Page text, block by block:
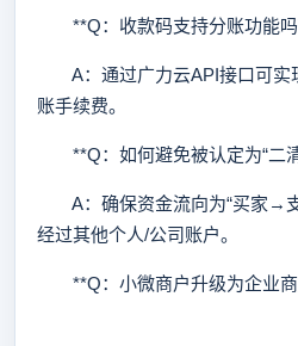
**Q：收款码支持分账功能
A：通过广力云API接口可实
账手续费。
**Q：如何避免被认定为“二
A：确保资金流向为“买家→
经过其他个人/公司账户。
**Q：小微商户升级为企业商